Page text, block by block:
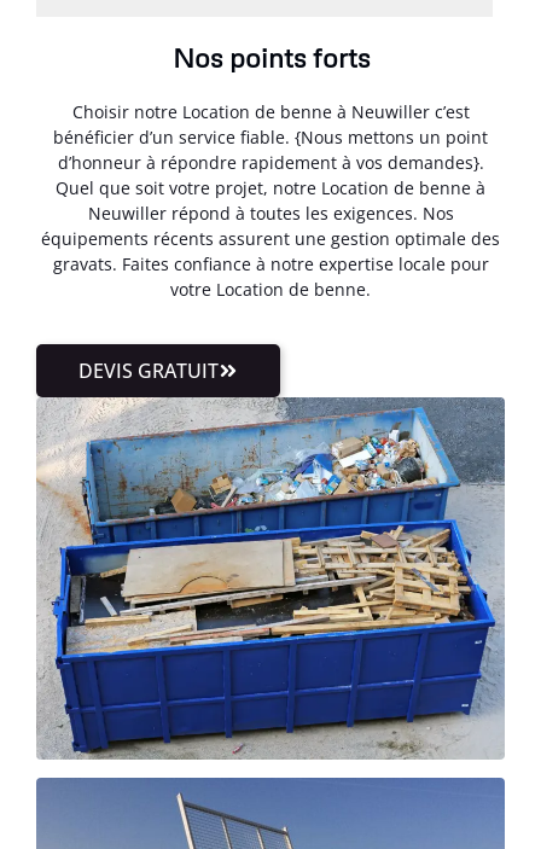
Nos points forts
Choisir notre Location de benne à Neuwiller c’est
bénéficier d’un service fiable. {Nous mettons un point
d’honneur à répondre rapidement à vos demandes}.
Quel que soit votre projet, notre Location de benne à
Neuwiller répond à toutes les exigences. Nos
équipements récents assurent une gestion optimale des
gravats. Faites confiance à notre expertise locale pour
votre Location de benne.
DEVIS GRATUIT